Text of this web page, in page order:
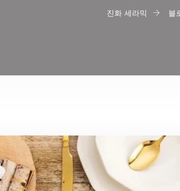
진화 세라믹 블